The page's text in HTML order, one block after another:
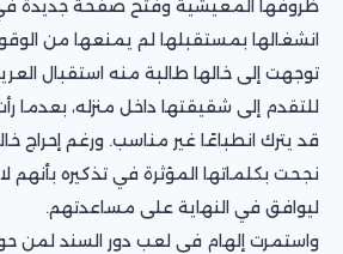
ظروفها المعيشية وفتح صفحة جديدة في
انشغالها بمستقبلها لم يمنعها من
توجهت إلى خالها طالبة منه استقبال
للتقدم إلى شقيقتها داخل منزله، بعدما
قد يترك انطباعًا غير مناسب. ورغم إحراج
نجحت بكلماتها المؤثرة في تذكيره بأنهم
ليوافق في النهاية على مساعدتهم.
واستمرت إلهام في لعب دور السند لمن